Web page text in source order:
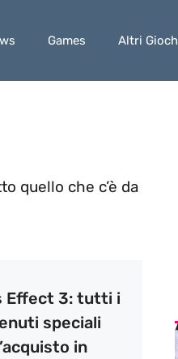
Games Altri
quello che c’è da
Effect 3: tutti i
speciali
in